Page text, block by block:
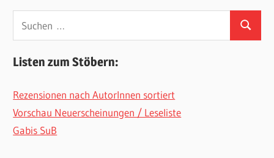
Suchen
Listen zum Stöbern:
Rezensionen nach AutorInnen sortiert
Vorschau Neuerscheinungen / Leseliste
Gabis SuB